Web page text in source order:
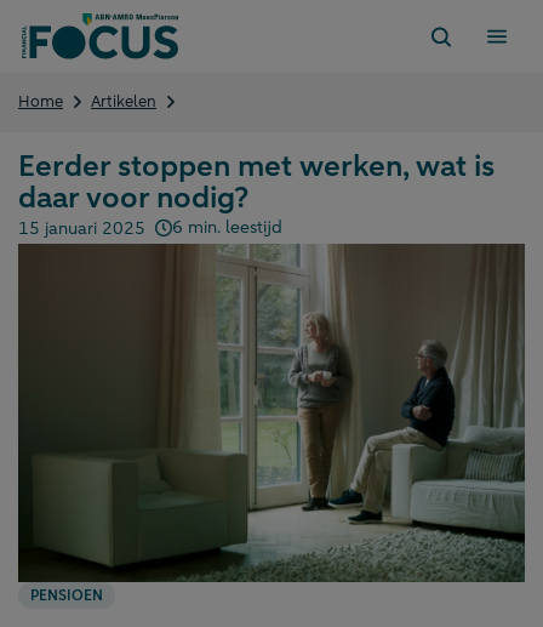
naar
Home Artikelen
werken,
wat
is
daar
nodig?
Eerder stoppen met werken, wat is
daar voor nodig?
Gepubliceerd op:
15 januari 2025 6 min. leestijd
PENSIOEN